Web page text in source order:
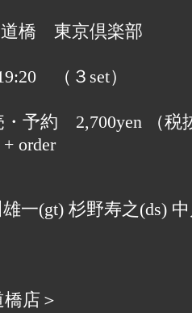
橋 東京倶楽部
（３set）
予約 2,700yen （税
+ order
一(gt) 杉野寿之(ds)
店＞